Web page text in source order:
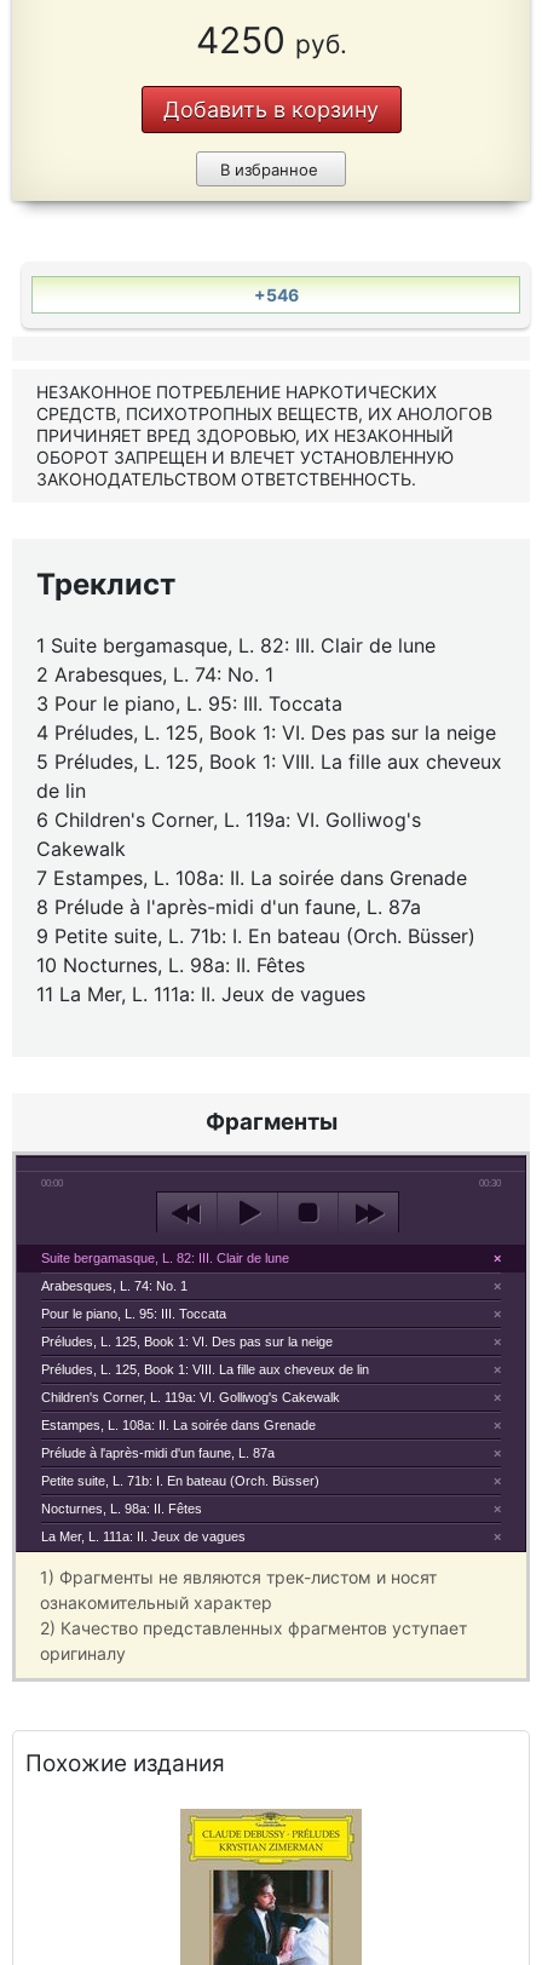
4250 руб.
Добавить в корзину
В избранное
+546
НЕЗАКОННОЕ ПОТРЕБЛЕНИЕ НАРКОТИЧЕСКИХ
СРЕДСТВ, ПСИХОТРОПНЫХ ВЕЩЕСТВ, ИХ АНОЛОГОВ
ПРИЧИНЯЕТ ВРЕД ЗДОРОВЬЮ, ИХ НЕЗАКОННЫЙ
ОБОРОТ ЗАПРЕЩЕН И ВЛЕЧЕТ УСТАНОВЛЕННУЮ
ЗАКОНОДАТЕЛЬСТВОМ ОТВЕТСТВЕННОСТЬ.
Треклист
1 Suite bergamasque, L. 82: III. Clair de lune
2 Arabesques, L. 74: No. 1
3 Pour le piano, L. 95: III. Toccata
4 Préludes, L. 125, Book 1: VI. Des pas sur la neige
5 Préludes, L. 125, Book 1: VIII. La fille aux cheveux
de lin
6 Children's Corner, L. 119a: VI. Golliwog's
Cakewalk
7 Estampes, L. 108a: II. La soirée dans Grenade
8 Prélude à l'après-midi d'un faune, L. 87a
9 Petite suite, L. 71b: I. En bateau (Orch. Büsser)
10 Nocturnes, L. 98a: II. Fêtes
11 La Mer, L. 111a: II. Jeux de vagues
Фрагменты
00:00 00:30
×
Suite bergamasque, L. 82: III. Clair de lune
×
Arabesques, L. 74: No. 1
×
Pour le piano, L. 95: III. Toccata
×
Préludes, L. 125, Book 1: VI. Des pas sur la neige
×
Préludes, L. 125, Book 1: VIII. La fille aux cheveux de lin
×
Children's Corner, L. 119a: VI. Golliwog's Cakewalk
×
Estampes, L. 108a: II. La soirée dans Grenade
×
Prélude à l'après-midi d'un faune, L. 87a
×
Petite suite, L. 71b: I. En bateau (Orch. Büsser)
×
Nocturnes, L. 98a: II. Fêtes
×
La Mer, L. 111a: II. Jeux de vagues
1) Фрагменты не являются трек-листом и носят
ознакомительный характер
2) Качество представленных фрагментов уступает
оригиналу
Похожие издания